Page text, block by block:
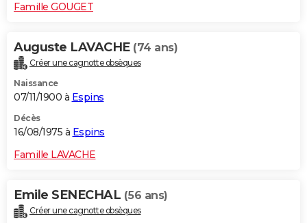
Famille GOUGET
Auguste LAVACHE (74 ans)
Créer une cagnotte obsèques
Naissance
07/11/1900 à Espins
Décès
16/08/1975 à Espins
Famille LAVACHE
Emile SENECHAL (56 ans)
Créer une cagnotte obsèques